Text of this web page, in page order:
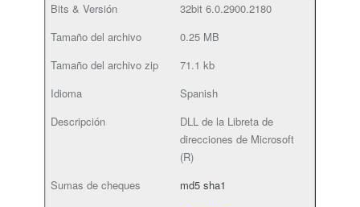
32bit 6.0.2900.2180
0.25 MB
71.1 kb
Spanish
DLL de la Libreta de
direcciones de Microsoft
(R)
md5 sha1